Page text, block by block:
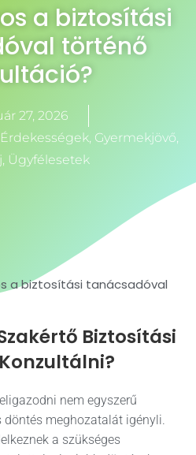
a biztosítási
történő
27, 2026
Érdekességek Gyermekjövő
Ügyfélesetek
a biztosítási tanácsadóval
Biztosítási
nem egyszerű
meghozatalát igényli.
a szükséges